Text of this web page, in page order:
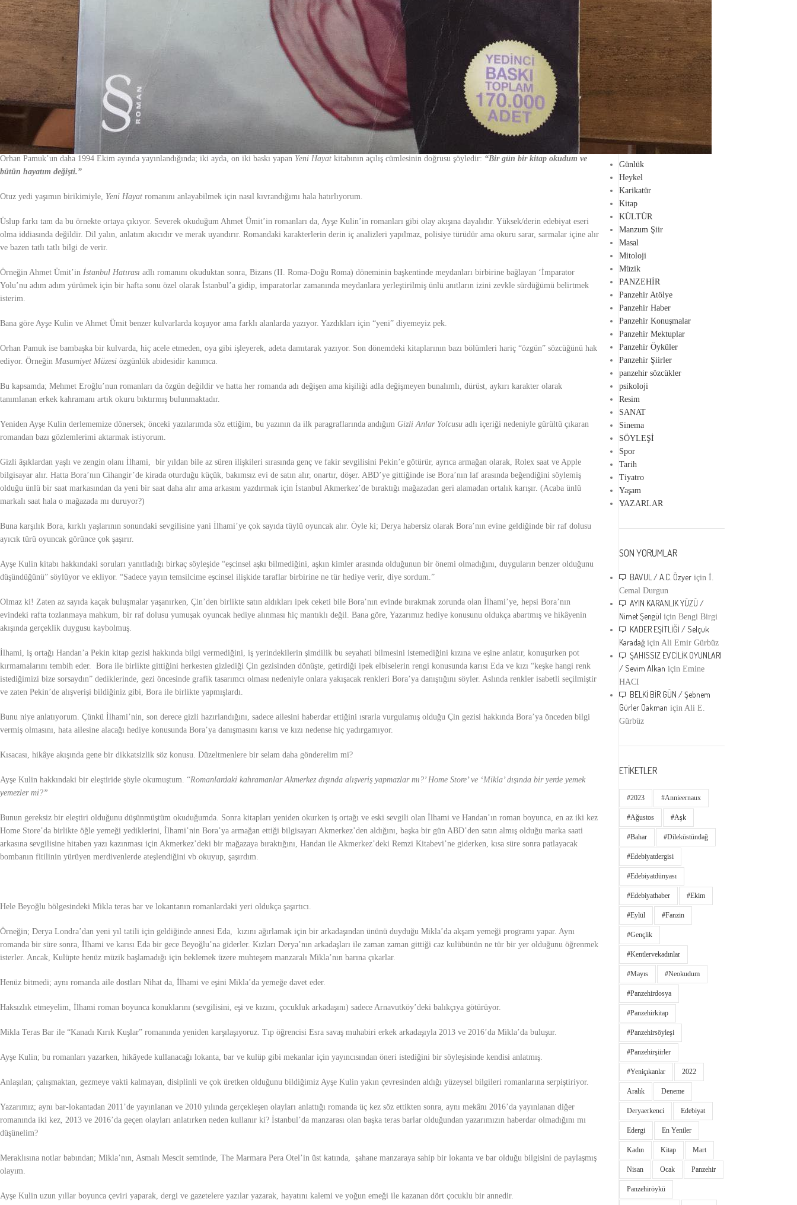
Anılarının bir yerinde alfabemizden “28 harfli” olarak söz ediyor. İki dilde okuyup yazdığı için karıştırması muhtemeldir. Ancak burada da; hem çok acele yazıp bitirme ve hemen
yayınlama telaşının varlığı, hem de düzeltmenlerin hatası söz konusudur.
Ayşe Kulin’in romanlarındaki kadın kahramanların üzücü bir durumla karşılaştıklarında, kötü haber aldıklarında baygınlık geçirmeleri benzer ögelere bir örnek olarak karşımıza
çıkmaktadır. Anılarında da, konak ahalisinden kimilerinin, büyükannesinin ve anneannesinin üzücü habere bayılarak tepki verdiklerini sıklıkla okuruz. Bizzat yazarın kendisinin
de, İlkokul çağındaki büyük oğlu Mete’nin, evdeki bir parti sırasında camlı kapıya çarpıp, elini kestiğinde kısa bir baygınlık geçirdiğini anılarından öğreniyoruz.
Gene Yazarımızın anılarında rastladığım bir cümle ile devam ediyorum: “Orhan Pamuk , ‘bir kitap yazdım, hayatım değişti,’ diye yazmıştı.
Şimdi hiç olmadı! Bir başka yazardan “alıntı” yaparken biraz daha özenli davranmak gerekmez mi?
Orhan Pamuk’un daha 1994 Ekim ayında yayınlandığında; iki ayda, on iki baskı yapan Yeni Hayat kitabının açılış cümlesinin doğrusu şöyledir: “Bir gün bir kitap okudum ve
bütün hayatım değişti.”
Otuz yedi yaşımın birikimiyle, Yeni Hayat romanını anlayabilmek için nasıl kıvrandığımı hala hatırlıyorum.
Üslup farkı tam da bu örnekte ortaya çıkıyor. Severek okuduğum Ahmet Ümit’in romanları da, Ayşe Kulin’in romanları gibi olay akışına dayalıdır. Yüksek/derin edebiyat eseri
olma iddiasında değildir. Dil yalın, anlatım akıcıdır ve merak uyandırır. Romandaki karakterlerin derin iç analizleri yapılmaz, polisiye türüdür ama okuru sarar, sarmalar içine alır
ve bazen tatlı tatlı bilgi de verir.
Örneğin Ahmet Ümit’in İstanbul Hatırası adlı romanını okuduktan sonra, Bizans (II. Roma-Doğu Roma) döneminin başkentinde meydanları birbirine bağlayan ‘İmparator
Yolu’nu adım adım yürümek için bir hafta sonu özel olarak İstanbul’a gidip, imparatorlar zamanında meydanlara yerleştirilmiş ünlü anıtların izini zevkle sürdüğümü belirtmek
isterim.
Bana göre Ayşe Kulin ve Ahmet Ümit benzer kulvarlarda koşuyor ama farklı alanlarda yazıyor. Yazdıkları için “yeni” diyemeyiz pek.
Orhan Pamuk ise bambaşka bir kulvarda, hiç acele etmeden, oya gibi işleyerek, adeta damıtarak yazıyor. Son dönemdeki kitaplarının bazı bölümleri hariç “özgün” sözcüğünü hak
ediyor. Örneğin Masumiyet Müzesi özgünlük abidesidir kanımca.
Bu kapsamda; Mehmet Eroğlu’nun romanları da özgün değildir ve hatta her romanda adı değişen ama kişiliği adla değişmeyen bunalımlı, dürüst, aykırı karakter olarak
tanımlanan erkek kahramanı artık okuru bıktırmış bulunmaktadır.
Yeniden Ayşe Kulin derlememize dönersek; önceki yazılarımda söz ettiğim, bu yazının da ilk paragraflarında andığım Gizli Anlar Yolcusu adlı içeriği nedeniyle gürültü çıkaran
romandan bazı gözlemlerimi aktarmak istiyorum.
Gizli âşıklardan yaşlı ve zengin olanı İlhami, bir yıldan bile az süren ilişkileri sırasında genç ve fakir sevgilisini Pekin’e götürür, ayrıca armağan olarak, Rolex saat ve Apple
bilgisayar alır. Hatta Bora’nın Cihangir’de kirada oturduğu küçük, bakımsız evi de satın alır, onartır, döşer. ABD’ye gittiğinde ise Bora’nın laf arasında beğendiğini söylemiş
olduğu ünlü bir saat markasından da yeni bir saat daha alır ama arkasını yazdırmak için İstanbul Akmerkez’de bıraktığı mağazadan geri alamadan ortalık karışır. (Acaba ünlü
markalı saat hala o mağazada mı duruyor?)
Buna karşılık Bora, kırklı yaşlarının sonundaki sevgilisine yani İlhami’ye çok sayıda tüylü oyuncak alır. Öyle ki; Derya habersiz olarak Bora’nın evine geldiğinde bir raf dolusu
ayıcık türü oyuncak görünce çok şaşırır.
Ayşe Kulin kitabı hakkındaki soruları yanıtladığı birkaç söyleşide “eşcinsel aşkı bilmediğini, aşkın kimler arasında olduğunun bir önemi olmadığını, duyguların benzer olduğunu
düşündüğünü” söylüyor ve ekliyor. “Sadece yayın temsilcime eşcinsel ilişkide taraflar birbirine ne tür hediye verir, diye sordum.”
Olmaz ki! Zaten az sayıda kaçak buluşmalar yaşanırken, Çin’den birlikte satın aldıkları ipek ceketi bile Bora’nın evinde bırakmak zorunda olan İlhami’ye, hepsi Bora’nın
evindeki rafta tozlanmaya mahkum, bir raf dolusu yumuşak oyuncak hediye alınması hiç mantıklı değil. Bana göre, Yazarımız hediye konusunu oldukça abartmış ve hikâyenin
akışında gerçeklik duygusu kaybolmuş.
İlhami, iş ortağı Handan’a Pekin kitap gezisi hakkında bilgi vermediğini, iş yerindekilerin şimdilik bu seyahati bilmesini istemediğini kızına ve eşine anlatır, konuşurken pot
kırmamalarını tembih eder. Bora ile birlikte gittiğini herkesten gizlediği Çin gezisinden dönüşte, getirdiği ipek elbiselerin rengi konusunda karısı Eda ve kızı “keşke hangi renk
istediğimizi bize sorsaydın” dediklerinde, gezi öncesinde grafik tasarımcı olması nedeniyle onlara yakışacak renkleri Bora’ya danıştığını söyler. Aslında renkler isabetli seçilmiştir
ve zaten Pekin’de alışverişi bildiğiniz gibi, Bora ile birlikte yapmışlardı.
Bunu niye anlatıyorum. Çünkü İlhami’nin, son derece gizli hazırlandığını, sadece ailesini haberdar ettiğini ısrarla vurgulamış olduğu Çin gezisi hakkında Bora’ya önceden bilgi
vermiş olmasını, hata ailesine alacağı hediye konusunda Bora’ya danışmasını karısı ve kızı nedense hiç yadırgamıyor.
Kısacası, hikâye akışında gene bir dikkatsizlik söz konusu. Düzeltmenlere bir selam daha gönderelim mi?
Ayşe Kulin hakkındaki bir eleştiride şöyle okumuştum. “Romanlardaki kahramanlar Akmerkez dışında alışveriş yapmazlar mı?’ Home Store’ ve ‘Mikla’ dışında bir yerde yemek
yemezler mi?”
Bunun gereksiz bir eleştiri olduğunu düşünmüştüm okuduğumda. Sonra kitapları yeniden okurken iş ortağı ve eski sevgili olan İlhami ve Handan’ın roman boyunca, en az iki kez
Home Store’da birlikte öğle yemeği yediklerini, İlhami’nin Bora’ya armağan ettiği bilgisayarı Akmerkez’den aldığını, başka bir gün ABD’den satın almış olduğu marka saati
arkasına sevgilisine hitaben yazı kazınması için Akmerkez’deki bir mağazaya bıraktığını, Handan ile Akmerkez’deki Remzi Kitabevi’ne giderken, kısa süre sonra patlayacak
bombanın fitilinin yürüyen merdivenlerde ateşlendiğini vb okuyup, şaşırdım.
Hele Beyoğlu bölgesindeki Mikla teras bar ve lokantanın romanlardaki yeri oldukça şaşırtıcı.
Örneğin; Derya Londra’dan yeni yıl tatili için geldiğinde annesi Eda, kızını ağırlamak için bir arkadaşından ününü duyduğu Mikla’da akşam yemeği programı yapar. Aynı
romanda bir süre sonra, İlhami ve karısı Eda bir gece Beyoğlu’na giderler. Kızları Derya’nın arkadaşları ile zaman zaman gittiği caz kulübünün ne tür bir yer olduğunu öğrenmek
isterler. Ancak, Kulüpte henüz müzik başlamadığı için beklemek üzere muhteşem manzaralı Mikla’nın barına çıkarlar.
Henüz bitmedi; aynı romanda aile dostları Nihat da, İlhami ve eşini Mikla’da yemeğe davet eder.
Haksızlık etmeyelim, İlhami roman boyunca konuklarını (sevgilisini, eşi ve kızını, çocukluk arkadaşını) sadece Arnavutköy’deki balıkçıya götürüyor.
Mikla Teras Bar ile “Kanadı Kırık Kuşlar” romanında yeniden karşılaşıyoruz. Tıp öğrencisi Esra savaş muhabiri erkek arkadaşıyla 2013 ve 2016’da Mikla’da buluşur.
Ayşe Kulin; bu romanları yazarken, hikâyede kullanacağı lokanta, bar ve kulüp gibi mekanlar için yayıncısından öneri istediğini bir söyleşisinde kendisi anlatmış.
Anlaşılan; çalışmaktan, gezmeye vakti kalmayan, disiplinli ve çok üretken olduğunu bildiğimiz Ayşe Kulin yakın çevresinden aldığı yüzeysel bilgileri romanlarına serpiştiriyor.
Yazarımız; aynı bar-lokantadan 2011’de yayınlanan ve 2010 yılında gerçekleşen olayları anlattığı romanda üç kez söz ettikten sonra, aynı mekânı 2016’da yayınlanan diğer
romanında iki kez, 2013 ve 2016’da geçen olayları anlatırken neden kullanır ki? İstanbul’da manzarası olan başka teras barlar olduğundan yazarımızın haberdar olmadığını mı
düşünelim?
Meraklısına notlar babından; Mikla’nın, Asmalı Mescit semtinde, The Marmara Pera Otel’in üst katında, şahane manzaraya sahip bir lokanta ve bar olduğu bilgisini de paylaşmış
olayım.
Ayşe Kulin uzun yıllar boyunca çeviri yaparak, dergi ve gazetelere yazılar yazarak, hayatını kalemi ve yoğun emeği ile kazanan dört çocuklu bir annedir.
Çizgi Roman
Deneme
Doğa
DOSYA
DÜŞÜN
Düşünce Yazısı
EDEBİYAT
Editör
Fotoğraf
Genel Yayın Yönetmeni
Günlük
Heykel
Karikatür
Kitap
KÜLTÜR
Manzum Şiir
Masal
Mitoloji
Müzik
PANZEHİR
Panzehir Atölye
Panzehir Haber
Panzehir Konuşmalar
Panzehir Mektuplar
Panzehir Öyküler
Panzehir Şiirler
panzehir sözcükler
psikoloji
Resim
SANAT
Sinema
SÖYLEŞİ
Spor
Tarih
Tiyatro
Yaşam
YAZARLAR
SON YORUMLAR
BAVUL / A.C. Özyer içinİ.
Cemal Durgun
AYIN KARANLIK YÜZÜ /
Nimet Şengül içinBengi Birgi
KADER EŞİTLİĞİ / Selçuk
Karadağ için Ali Emir Gürbüz
ŞAHISSIZ EVCİLİK OYUNLARI
/ Sevim Alkan içinEmine
HACI
BELKİ BİR GÜN / Şebnem
Gürler Oakman için Ali E.
Gürbüz
ETİKETLER
#2023 #annieernaux
#ağustos #aşk
#bahar #dileküstündağ
#edebiyatdergisi
#edebiyatdünyası
#edebiyathaber #ekim
#eylül #fanzin
#gençlik
#kentlervekadınlar
#Mayıs #neokudum
#panzehirdosya
#panzehirkitap
#panzehirsöyleşi
#panzehirşiirler
#yeniçıkanlar 2022
Aralık Deneme
Deryaerkenci Edebiyat
Edergi En Yeniler
Kadın Kitap Mart
Nisan Ocak Panzehir
Panzehiröykü